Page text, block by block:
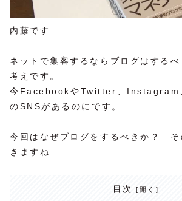
内藤です
ネットで集客するならブログはする
考えです。
今FacebookやTwitter、Instagram
のSNSがあるのにです。
今回はなぜブログをするべきか？ そ
きますね
目次